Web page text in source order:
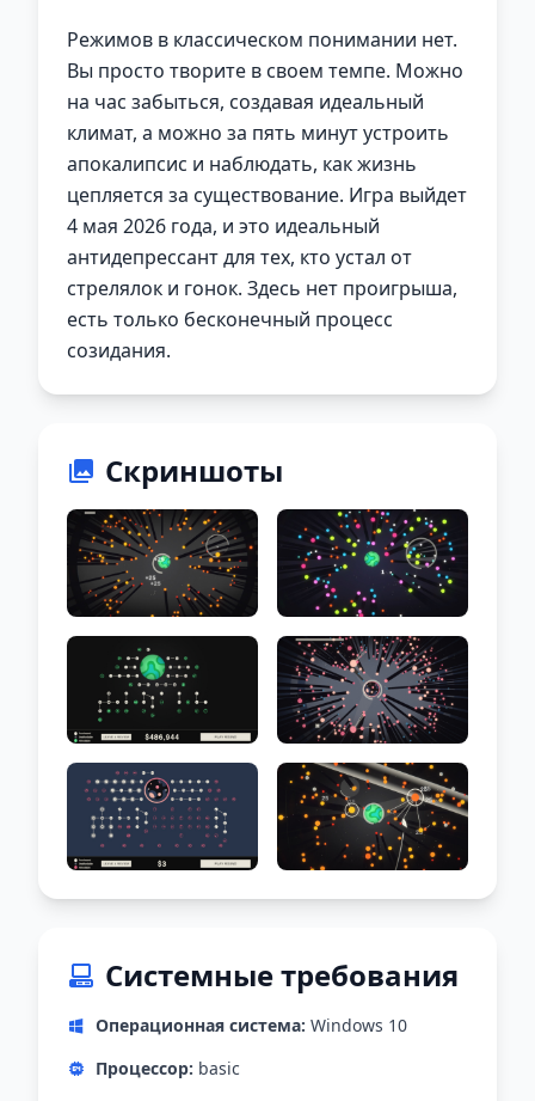
Режимов в классическом понимании нет.
Вы просто творите в своем темпе. Можно
на час забыться, создавая идеальный
климат, а можно за пять минут устроить
апокалипсис и наблюдать, как жизнь
цепляется за существование. Игра выйдет
4 мая 2026 года, и это идеальный
антидепрессант для тех, кто устал от
стрелялок и гонок. Здесь нет проигрыша,
есть только бесконечный процесс
созидания.
Скриншоты
Системные требования
Операционная система: Windows 10
Процессор: basic